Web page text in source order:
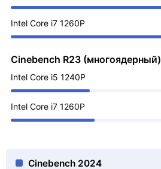
Intel Core i7 1260P
Cinebench R23 (многоядерный)
Intel Core i5 1240P
Intel Core i7 1260P
Cinebench 2024